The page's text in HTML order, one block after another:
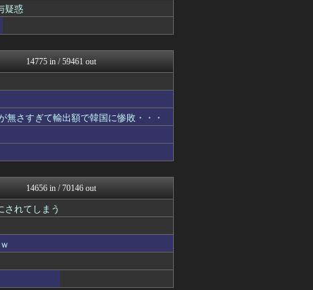
ふぇー速
ゴールデンタイムズ
ふぇー速
ふぇー速
思考ちゃんねる
わんこーる速報！
海外トークログ
V速ニュップ
ウマ娘うまぴょい速報
ふぇー速
坂道情報通～乃木坂46まと...
海外の反応リサーチ
なんJミュージアム
なんJ PRIDE
アニゲー速報
疑惑
14775 in / 59461 out
さすぎて輸出額で韓国に惨敗・・・
14656 in / 70146 out
されてしまう